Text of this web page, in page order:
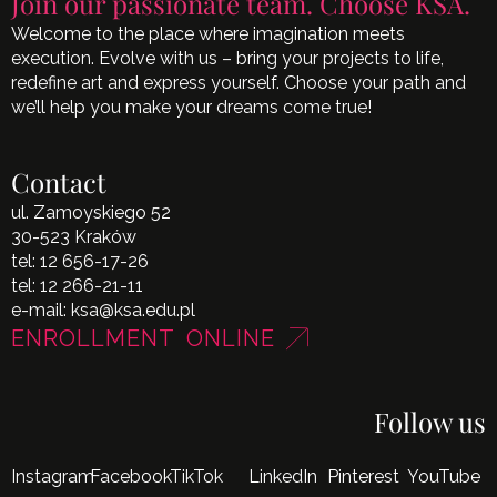
Welcome to the place where imagination meets
execution. Evolve with us – bring your projects to life,
redefine art and express yourself. Choose your path and
we’ll help you make your dreams come true!
Contact
ul. Zamoyskiego 52
30-523 Kraków
tel: 12 656-17-26
tel: 12 266-21-11
e-mail: ksa@ksa.edu.pl
ENROLLMENT ONLINE
Follow us
InstagramFacebookTikTok LinkedIn Pinterest YouTube